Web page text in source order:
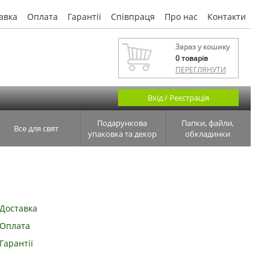
Оплата Гарантії Співпраця Про нас Контакти
Зараз у кошику
0товарів
ПЕРЕГЛЯНУТИ
Вхід / Реєстрація
Все для свят
Подарункова
упаковка та декор
Папки, файли,
обкладинки
Доставка
Оплата
Гарантії